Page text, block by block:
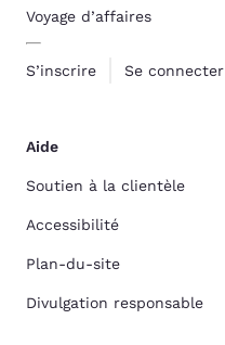
Voyage d’affaires
S’inscrire Se connecter
Aide
Soutien à la clientèle
Accessibilité
Plan-du-site
Divulgation responsable